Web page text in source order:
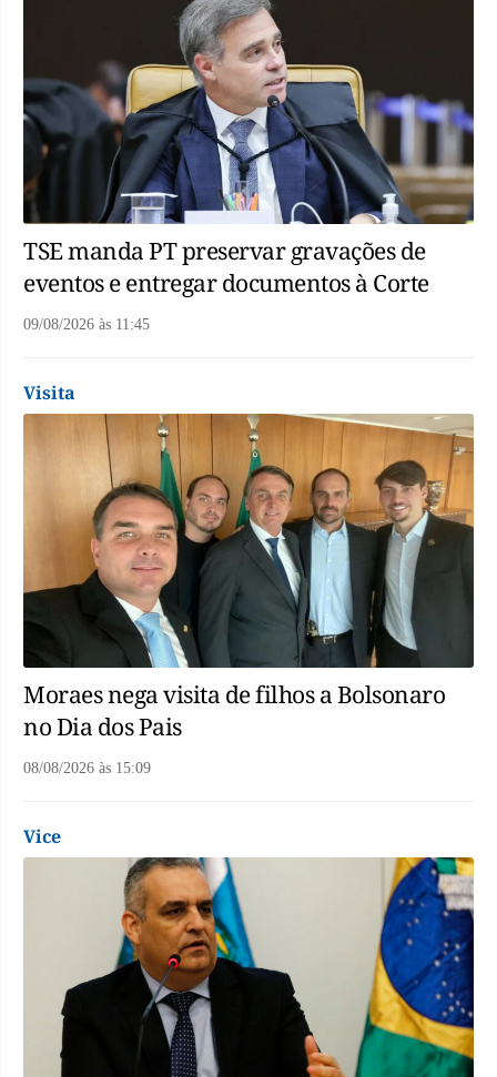
TSE manda PT preservar gravações de
eventos e entregar documentos à Corte
09/08/2026 às 11:45
Visita
Moraes nega visita de filhos a Bolsonaro
no Dia dos Pais
08/08/2026 às 15:09
Vice